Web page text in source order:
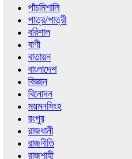
পাঁচমিশালি
পাত্র/পাত্রী
বরিশাল
বাণী
বাতায়ন
বাংলাদেশ
বিজ্ঞান
বিনোদন
ময়মনসিংহ
রংপুর
রাজধানী
রাজনীতি
রাজশাহী